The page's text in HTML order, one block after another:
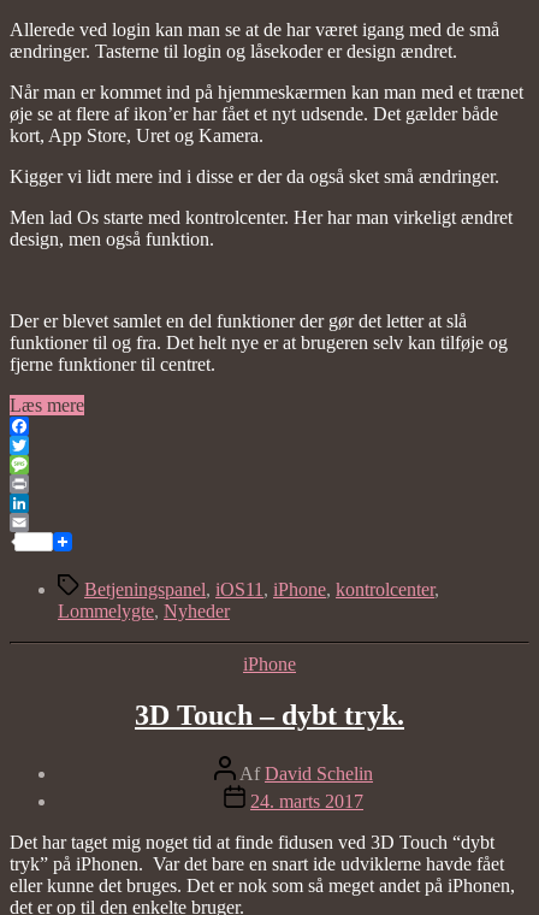
Allerede ved login kan man se at de har været igang med de små
ændringer. Tasterne til login og låsekoder er design ændret.
Når man er kommet ind på hjemmeskærmen kan man med et trænet
øje se at flere af ikon’er har fået et nyt udsende. Det gælder både
kort, App Store, Uret og Kamera.
Kigger vi lidt mere ind i disse er der da også sket små ændringer.
Men lad Os starte med kontrolcenter. Her har man virkeligt ændret
design, men også funktion.
Der er blevet samlet en del funktioner der gør det letter at slå
funktioner til og fra. Det helt nye er at brugeren selv kan tilføje og
fjerne funktioner til centret.
Læs mere“iOS11
Facebook
Twitter
Message
Print
LinkedIn
Email
TagsBetjeningspanel, iOS11 , iPhone, kontrolcenter,
Lommelygte, Nyheder
Kategorier
iPhone
3D Touch – dybt tryk.
Indlægsforfatter
AfDavid Schelin
Indlægsdato
24. marts 2017
Det har taget mig noget tid at finde fidusen ved 3D Touch “dybt
tryk” på iPhonen. Var det bare en snart ide udviklerne havde fået
eller kunne det bruges. Det er nok som så meget andet på iPhonen,
det er op til den enkelte bruger.